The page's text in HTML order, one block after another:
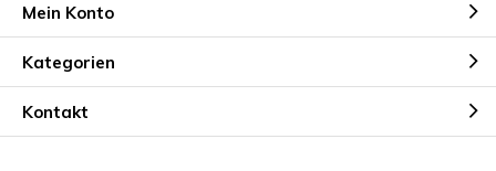
Mein Konto
Kategorien
Kontakt